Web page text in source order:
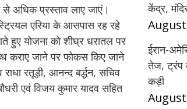
से अधिक प्रस्ताव लाए जाएं।
एरिया के आसपास रह रहे
हुए योजना को शीघ्र धरातल पर
कराए जाने पर फोकस किए जाने
रतूड़ी, आनन्द बर्द्धन, सचिव
एवं विजय कुमार यादव सहित
केंद्र,
ईरान-
तेज, ट्रंप
कड़ी